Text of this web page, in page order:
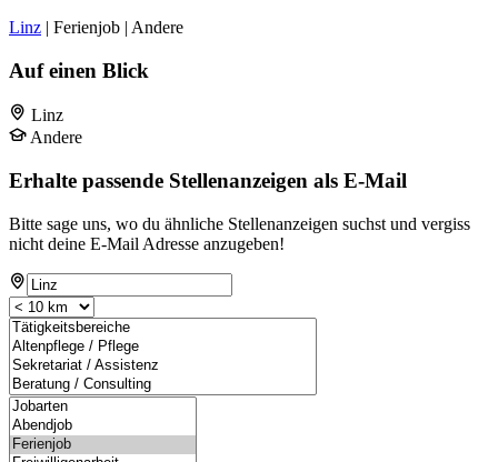
Linz | Ferienjob | Andere
Auf einen Blick
Linz
Andere
Erhalte passende Stellenanzeigen als E-Mail
Bitte sage uns, wo du ähnliche Stellenanzeigen suchst und vergiss
nicht deine E-Mail Adresse anzugeben!